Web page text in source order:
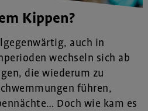
Kippen?
auch in
wechseln sich ab
die wiederum zu
führen,
Doch wie kam es